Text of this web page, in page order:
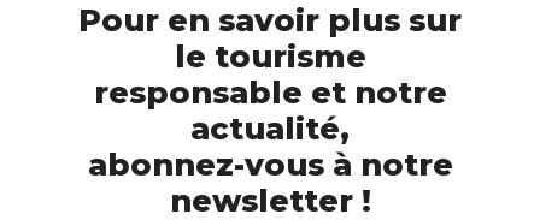
Pour en savoir plus sur
le tourisme
responsable et notre
actualité,
abonnez-vous à notre
newsletter !